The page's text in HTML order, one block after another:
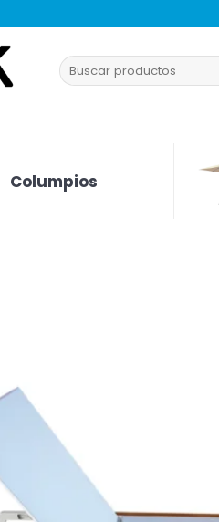
Buscar
por:
Columpios